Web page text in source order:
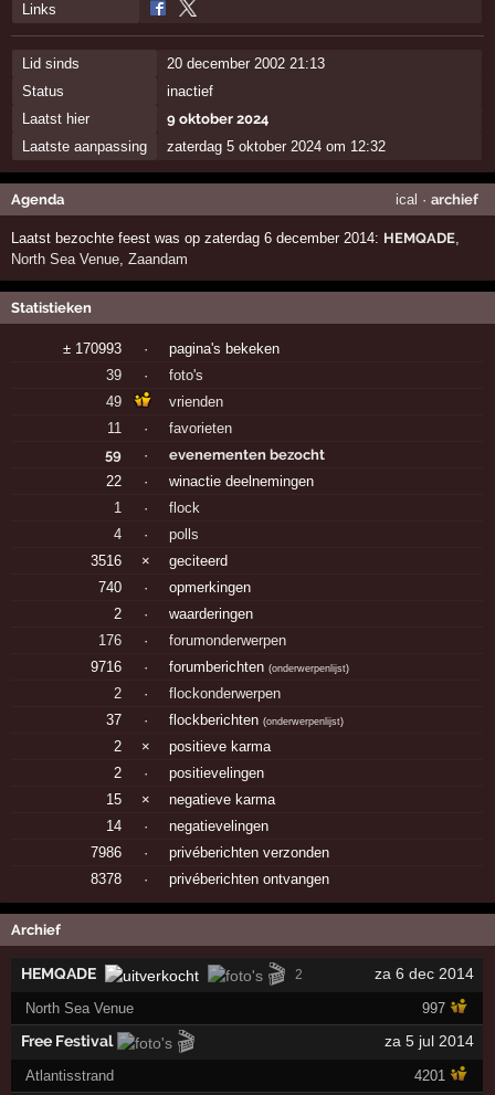
Links
Lid sinds
20 december 2002 21:13
Status
inactief
Laatst hier
9 oktober 2024
Laatste aanpassing
zaterdag 5 oktober 2024 om 12:32
Agenda ical · archief
Laatst bezochte feest was op zaterdag 6 december 2014: HEMQADE
North Sea Venue ,Zaandam
Statistieken
± 170993 ·
pagina's bekeken
39
·
foto's
49
vrienden
11
·
favorieten
59
·
evenementen bezocht
22
·
winactie deelnemingen
1
·
flock
4
·
polls
3516
×
geciteerd
740
·
opmerkingen
2
·
waarderingen
176
·
forumonderwerpen
9716
· forumberichten(onderwerpenlijst)
2 ·
flockonderwerpen
37
· flockberichten(onderwerpenlijst)
2 ×
positieve karma
2
·
positievelingen
15
×
negatieve karma
14
·
negatievelingen
7986
·
privéberichten verzonden
8378
· privéberichten ontvangen
Archief
HEMQADE 🎬 2 za 6 dec 2014
North Sea Venue 997
Free Festival 🎬 za 5 jul 2014
Atlantisstrand 4201